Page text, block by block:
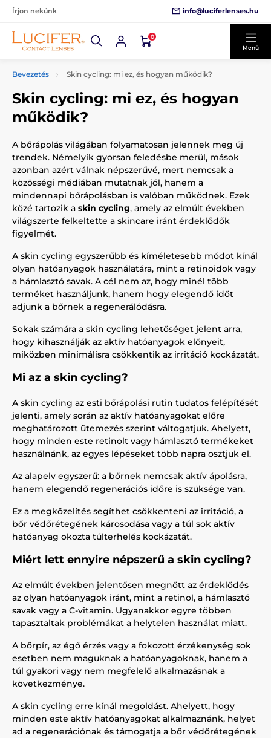
Írjon nekünk info@luciferlenses.hu
0
Menü
Bevezetés Skin cycling: mi ez, és hogyan működik?
Skin cycling: mi ez, és hogyan
működik?
A bőrápolás világában folyamatosan jelennek meg új
trendek. Némelyik gyorsan feledésbe merül, mások
azonban azért válnak népszerűvé, mert nemcsak a
közösségi médiában mutatnak jól, hanem a
mindennapi bőrápolásban is valóban működnek. Ezek
közé tartozik a skin cycling, amely az elmúlt években
világszerte felkeltette a skincare iránt érdeklődők
figyelmét.
A skin cycling egyszerűbb és kíméletesebb módot kínál
olyan hatóanyagok használatára, mint a retinoidok vagy
a hámlasztó savak. A cél nem az, hogy minél több
terméket használjunk, hanem hogy elegendő időt
adjunk a bőrnek a regenerálódásra.
Sokak számára a skin cycling lehetőséget jelent arra,
hogy kihasználják az aktív hatóanyagok előnyeit,
miközben minimálisra csökkentik az irritáció kockázatát.
Mi az a skin cycling?
A skin cycling az esti bőrápolási rutin tudatos felépítését
jelenti, amely során az aktív hatóanyagokat előre
meghatározott ütemezés szerint váltogatjuk. Ahelyett,
hogy minden este retinolt vagy hámlasztó termékeket
használnánk, az egyes lépéseket több napra osztjuk el.
Az alapelv egyszerű: a bőrnek nemcsak aktív ápolásra,
hanem elegendő regenerációs időre is szüksége van.
Ez a megközelítés segíthet csökkenteni az irritáció, a
bőr védőrétegének károsodása vagy a túl sok aktív
hatóanyag okozta túlterhelés kockázatát.
Miért lett ennyire népszerű a skin cycling?
Az elmúlt években jelentősen megnőtt az érdeklődés
az olyan hatóanyagok iránt, mint a retinol, a hámlasztó
savak vagy a C-vitamin. Ugyanakkor egyre többen
tapasztaltak problémákat a helytelen használat miatt.
A bőrpír, az égő érzés vagy a fokozott érzékenység sok
esetben nem maguknak a hatóanyagoknak, hanem a
túl gyakori vagy nem megfelelő alkalmazásnak a
következménye.
A skin cycling erre kínál megoldást. Ahelyett, hogy
minden este aktív hatóanyagokat alkalmaznánk, helyet
ad a regenerációnak és támogatja a bőr védőrétegének